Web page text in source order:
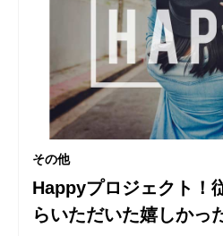
その他
Happyプロジェクト！
らいただいた嬉しかっ